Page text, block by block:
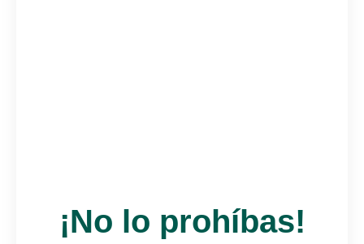
¡No lo prohíbas!